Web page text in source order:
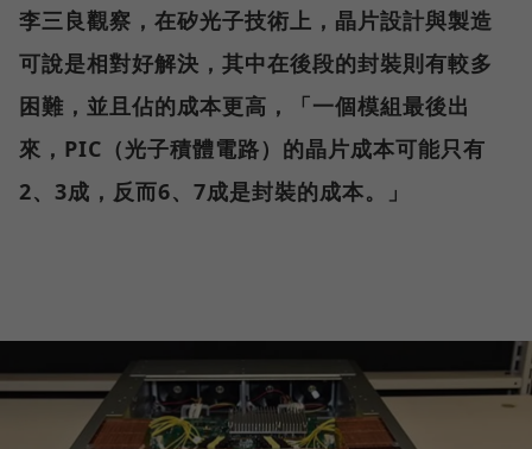
李三良觀察，在矽光子技術上，晶片設計與製造
可說是相對好解決，其中在後段的封裝則有較多
困難，並且佔的成本更高，「一個模組最後出
來，PIC（光子積體電路）的晶片成本可能只有
2、3成，反而6、7成是封裝的成本。」